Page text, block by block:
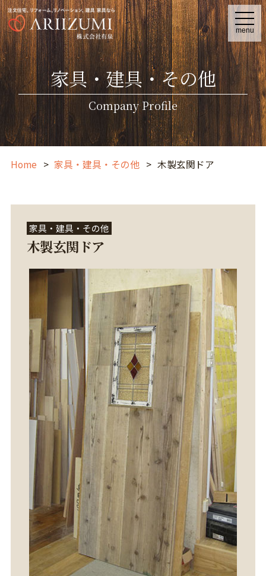
t
o
g
g
l
n
v
i
menu
家具・建具・その他
Company Profile
Home 家具・建具・その他 木製玄関ドア
家具・建具・その他
木製玄関ドア